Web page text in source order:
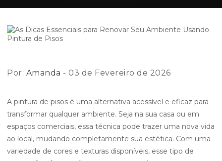
Por: Amanda - 03 de Fevereiro de 2026
A pintura de pisos é uma alternativa acessível e eficaz para
transformar qualquer ambiente. Seja na sua casa ou em
espaços comerciais, essa técnica pode trazer uma nova vida
ao local, mudando completamente sua estética. Com uma
variedade de cores e texturas disponíveis, esse tipo de